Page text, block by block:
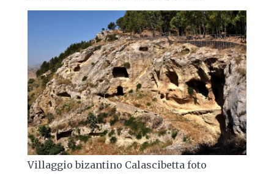
Villaggio bizantino Calascibetta foto